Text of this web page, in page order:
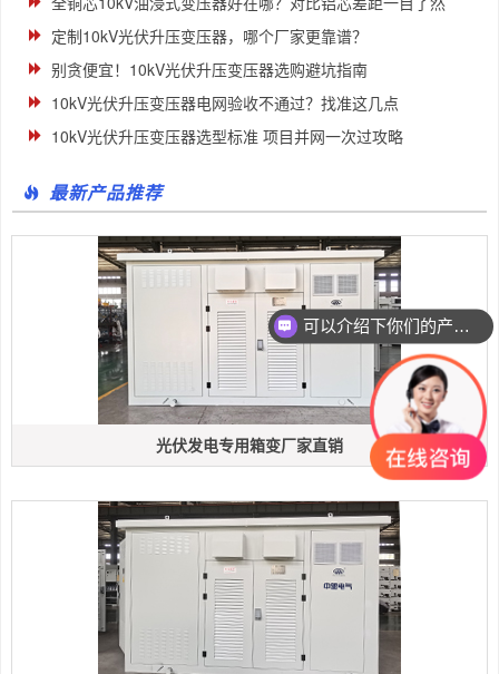
定制10kV光伏升压变压器，哪个厂家更靠谱？
别贪便宜！10kV光伏升压变压器选购避坑指南
10kV光伏升压变压器电网验收不通过？找准这几点
10kV光伏升压变压器选型标准 项目并网一次过攻略
最新产品推荐
光伏发电专用箱变厂家直销
可以介绍下你们的产品么